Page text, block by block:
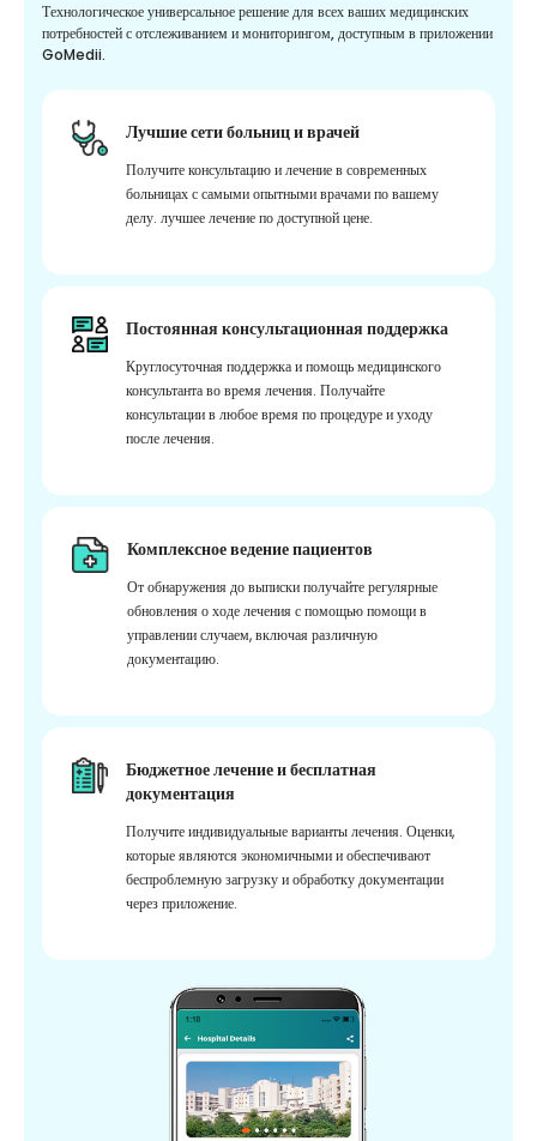
Технологическое универсальное решение для всех ваших медицинских
потребностей с отслеживанием и мониторингом, доступным в приложении
GoMedii.
Лучшие сети больниц и врачей
Получите консультацию и лечение в современных
больницах с самыми опытными врачами по вашему
делу. лучшее лечение по доступной цене.
Постоянная консультационная поддержка
Круглосуточная поддержка и помощь медицинского
консультанта во время лечения. Получайте
консультации в любое время по процедуре и уходу
после лечения.
Комплексное ведение пациентов
От обнаружения до выписки получайте регулярные
обновления о ходе лечения с помощью помощи в
управлении случаем, включая различную
документацию.
Бюджетное лечение и бесплатная
документация
Получите индивидуальные варианты лечения. Оценки,
которые являются экономичными и обеспечивают
беспроблемную загрузку и обработку документации
через приложение.